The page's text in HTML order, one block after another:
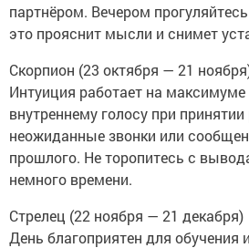
партнёром. Вечером
это прояснит мысли и снимет
Скорпион (23 октября — 21
Интуиция работает на
внутреннему голосу при
неожиданные звонки или
прошлого. Не торопитесь с
немного времени.
Стрелец (22 ноября — 21 декабря)
День благоприятен для